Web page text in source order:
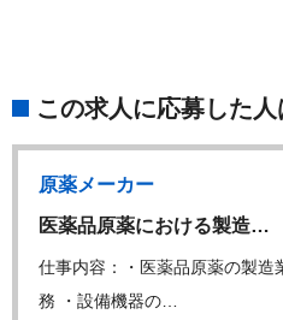
この求人に応募した
原薬メーカー
医薬品原薬における製造…
仕事内容：・医薬品原薬の製造
務 ・設備機器の…